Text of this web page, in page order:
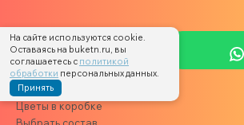
Категории
Цветы в букете
Цветы в корзине
Цветы в коробке
Выбрать состав
На сайте используются cookie.
Оставаясь на buketn.ru, вы
соглашаетесь с политикой
обработки персональных данных.
Принять